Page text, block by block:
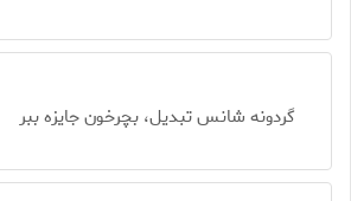
گردونه شانس تبدیل، بچرخون جایزه ببر